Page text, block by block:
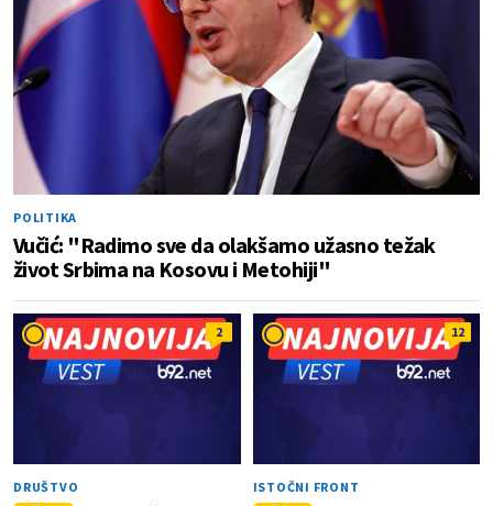
POLITIKA
Vučić: "Radimo sve da olakšamo užasno težak
život Srbima na Kosovu i Metohiji"
2
DRUŠTVO
12
ISTOČNI FRONT